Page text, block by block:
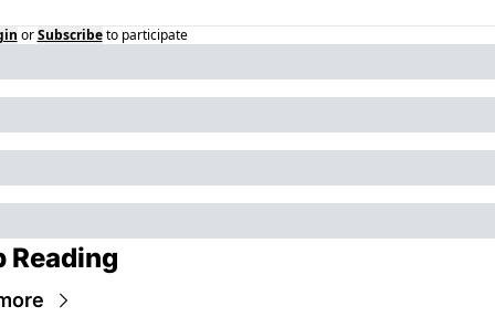
or Subscribe to participate
Reading